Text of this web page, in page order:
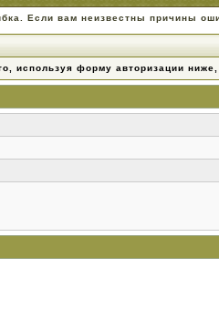
Если вам неизвестны причины
форму авторизации ниже,